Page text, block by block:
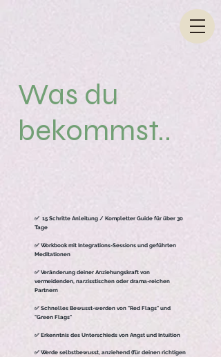
Was du
bekommst..
✅ 15 Schritte Anleitung / Kompletter Guide für über 30
Tage
✅ Workbook mit Integrations-Sessions und geführten
Meditationen
✅ Veränderung deiner Anziehungskraft von
vermeidenden, narzisstischen oder drama-reichen
Partnern
✅ Schnelles Bewusst-werden von "Red Flags" und
"Green Flags"
✅ Erkenntnis des Unterschieds von Angst und Intuition
✅ Werde selbstbewusst, anziehend (für deinen richtigen